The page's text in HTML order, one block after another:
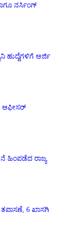
ನರ್ಸಿಂಗ್
ಹುದ್ದೆಗಳಿಗೆ ಅರ್ಜಿ
ಆಫೀಸರ್
ಹಿಂಪಡೆದ ರಾಜ್ಯ
6 ಖಾಸಗಿ